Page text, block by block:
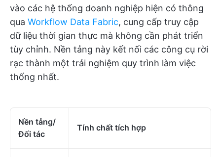
vào các hệ thống doanh nghiệp hiện có thông
qua Workflow Data Fabric, cung cấp truy cập
dữ liệu thời gian thực mà không cần phát triển
tùy chỉnh. Nền tảng này kết nối các công cụ rời
rạc thành một trải nghiệm quy trình làm việc
thống nhất.
Nền tảng/
Đối tác
Tính chất tích hợp